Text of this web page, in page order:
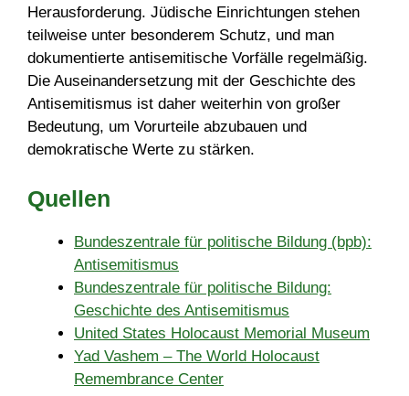
Herausforderung. Jüdische Einrichtungen stehen
teilweise unter besonderem Schutz, und man
dokumentierte antisemitische Vorfälle regelmäßig.
Die Auseinandersetzung mit der Geschichte des
Antisemitismus ist daher weiterhin von großer
Bedeutung, um Vorurteile abzubauen und
demokratische Werte zu stärken.
Quellen
Bundeszentrale für politische Bildung (bpb):
Antisemitismus
Bundeszentrale für politische Bildung:
Geschichte des Antisemitismus
United States Holocaust Memorial Museum
Yad Vashem – The World Holocaust
Remembrance Center